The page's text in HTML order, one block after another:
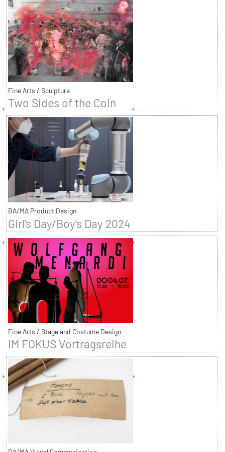
Fine Arts / Sculpture
Two Sides of the Coin
BA/MA Product Design
Girl's Day/Boy's Day 2024
Fine Arts / Stage and Costume Design
IM FOKUS Vortragsreihe